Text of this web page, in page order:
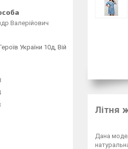
Літня
Дана
Валерійович
України 10д, Вій